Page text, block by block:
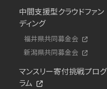
中間支援型クラウドファン
ディング
福井県共同募金会
新潟県共同募金会
マンスリー寄付挑戦プログ
ラム